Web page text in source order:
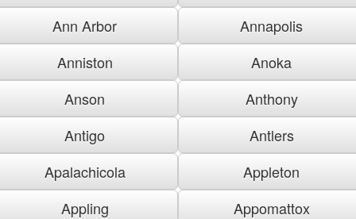
Ann Arbor
Annapolis
Anniston
Anoka
Anson
Anthony
Antigo
Antlers
Apalachicola
Appleton
Appling
Appomattox